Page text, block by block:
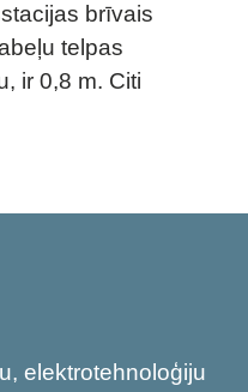
brīvais
telpas
ir 0,8 m. Citi
elektrotehnoloģiju